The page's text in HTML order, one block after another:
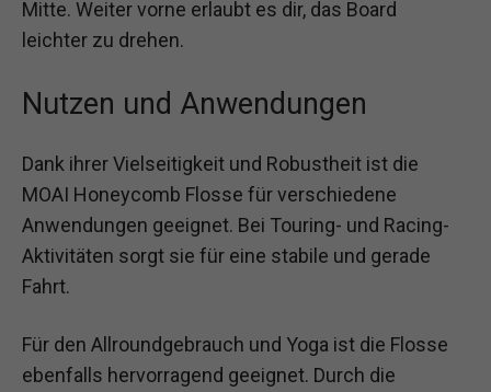
Mitte. Weiter vorne erlaubt es dir, das Board
leichter zu drehen.
Nutzen und Anwendungen
Dank ihrer Vielseitigkeit und Robustheit ist die
MOAI Honeycomb Flosse für verschiedene
Anwendungen geeignet. Bei Touring- und Racing-
Aktivitäten sorgt sie für eine stabile und gerade
Fahrt.
Für den Allroundgebrauch und Yoga ist die Flosse
ebenfalls hervorragend geeignet. Durch die